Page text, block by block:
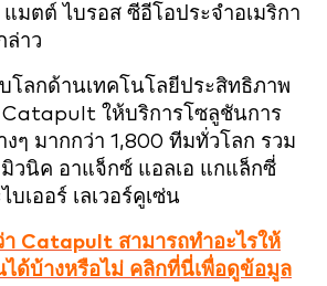
มตต์ ไบรอส ซีอีโอประจำอเมริกา
าว
โลกด้านเทคโนโลยีประสิทธิภาพ
Catapult ให้บริการโซลูชันการ
งๆ มากกว่า 1,800 ทีมทั่วโลก รวม
มิวนิค อาแจ็กซ์ แอลเอ แกแล็กซี่
บเออร์ เลเวอร์คูเซ่น
Catapult สามารถทำอะไรให้
ด้บ้างหรือไม่ คลิกที่นี่เพื่อดูข้อมูล